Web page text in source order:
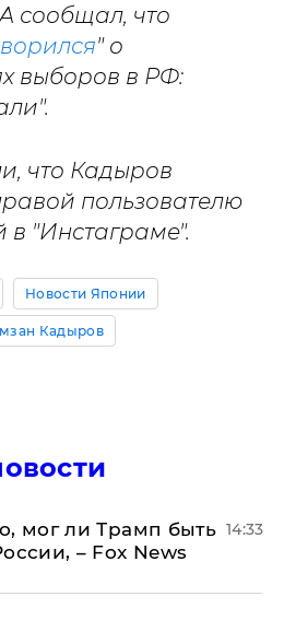
сообщал, что
" о
выборов в РФ:
что Кадыров
пользователю
"Инстаграме".
Новости Японии
Кадыров
мог ли Трамп быть
– Fox News
14:33